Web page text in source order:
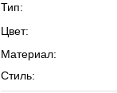
Тип:
Цвет:
Материал:
Стиль: